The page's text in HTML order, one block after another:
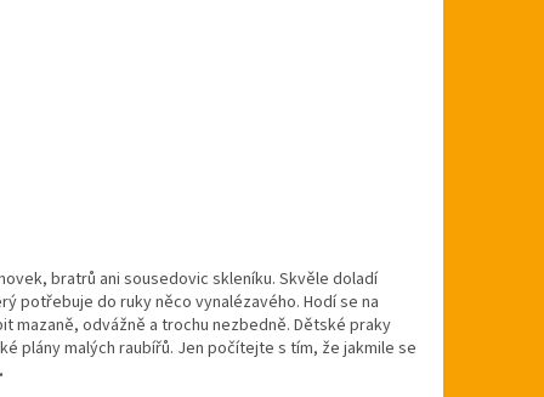
bratrů ani sousedovic skleníku. Skvěle doladí
potřebuje do ruky něco vynalézavého. Hodí se na
mazaně, odvážně a trochu nezbedně. Dětské praky
plány malých raubířů. Jen počítejte s tím, že jakmile se